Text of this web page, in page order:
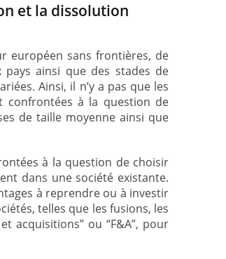
et la dissolution
européen sans frontières, de
ainsi que des stades de
Ainsi, il n’y a pas que les
confrontées à la question de
de taille moyenne ainsi que
à la question de choisir
dans une société existante.
à reprendre ou à investir
telles que les fusions, les
acquisitions” ou “F&A”, pour